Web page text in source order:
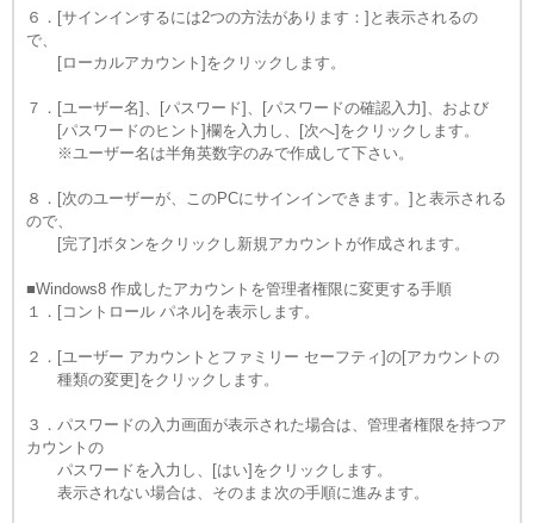
６．[サインインするには2つの方法があります：]と表示されるの
で、
[ローカルアカウント]をクリックします。
７．[ユーザー名]、[パスワード]、[パスワードの確認入力]、および
[パスワードのヒント]欄を入力し、[次へ]をクリックします。
※ユーザー名は半角英数字のみで作成して下さい。
８．[次のユーザーが、このPCにサインインできます。]と表示される
ので、
[完了]ボタンをクリックし新規アカウントが作成されます。
■Windows8 作成したアカウントを管理者権限に変更する手順
１．[コントロール パネル]を表示します。
２．[ユーザー アカウントとファミリー セーフティ]の[アカウントの
種類の変更]をクリックします。
３．パスワードの入力画面が表示された場合は、管理者権限を持つア
カウントの
パスワードを入力し、[はい]をクリックします。
表示されない場合は、そのまま次の手順に進みます。